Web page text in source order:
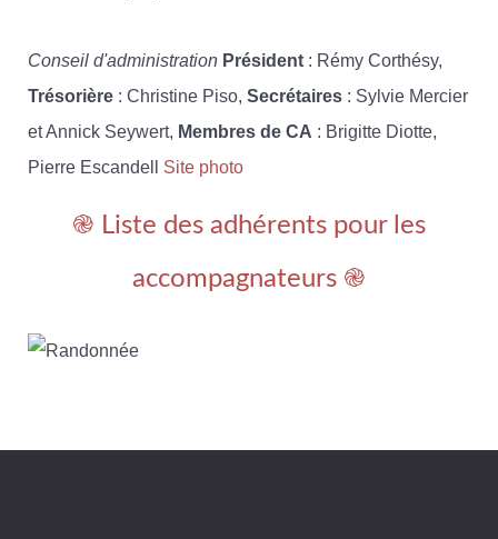
Conseil d'administration Président : Rémy Corthésy,
Trésorière : Christine Piso, Secrétaires : Sylvie Mercier
et Annick Seywert, Membres de CA : Brigitte Diotte,
Pierre Escandell Site photo
֎ Liste des adhérents pour les
accompagnateurs ֎